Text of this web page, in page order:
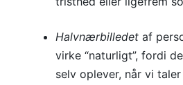
Halvnærbilledet af
virke “naturligt”, fordi
selv oplever, når vi